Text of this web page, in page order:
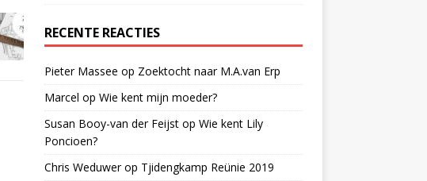
RECENTE REACTIES
Pieter Massee op Zoektocht naar M.A.van Erp
Marcel op Wie kent mijn moeder?
Susan Booy-van der Feijstop Wie kent Lily
Poncioen?
Chris Weduwerop Tjidengkamp Reünie 2019